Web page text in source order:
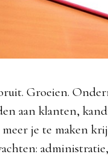
Groeien.
aan klanten,
je te maken